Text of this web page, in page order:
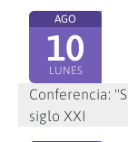
AGO
10
LUNES
Conferencia:
siglo XXI